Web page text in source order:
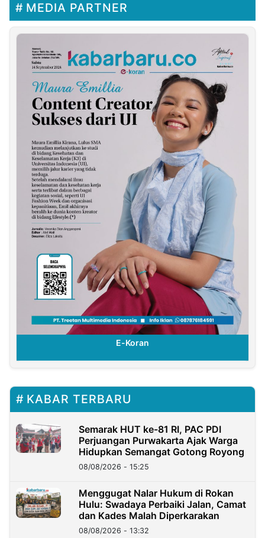
MEDIA PARTNER
E-Koran
KABAR TERBARU
Semarak HUT ke-81 RI, PAC PDI
Perjuangan Purwakarta Ajak Warga
Hidupkan Semangat Gotong Royong
08/08/2026 - 15:25
Menggugat Nalar Hukum di Rokan
Hulu: Swadaya Perbaiki Jalan, Camat
dan Kades Malah Diperkarakan
08/08/2026 - 13:32